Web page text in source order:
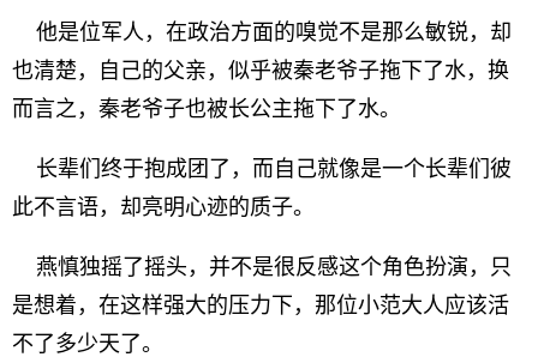
他是位军人，在政治方面的嗅觉不是那么敏锐，却
也清楚，自己的父亲，似乎被秦老爷子拖下了水，换
而言之，秦老爷子也被长公主拖下了水。
长辈们终于抱成团了，而自己就像是一个长辈们彼
此不言语，却亮明心迹的质子。
燕慎独摇了摇头，并不是很反感这个角色扮演，只
是想着，在这样强大的压力下，那位小范大人应该活
不了多少天了。